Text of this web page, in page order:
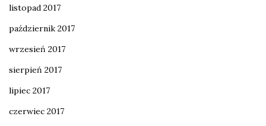
listopad 2017
październik 2017
wrzesień 2017
sierpień 2017
lipiec 2017
czerwiec 2017